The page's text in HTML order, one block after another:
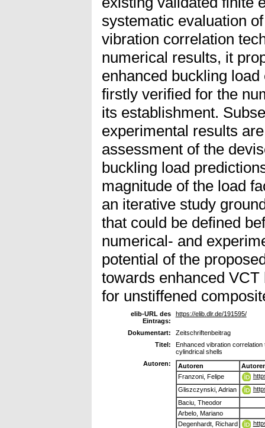
systematic evaluation
vibration correlation
numerical results, it
enhanced buckling
firstly verified for the
its establishment.
experimental results
assessment of the
buckling load
magnitude of the load
an iterative study
that could be defined
numerical- and
potential of the
towards enhanced
for unstiffened
elib-URL des
Eintrags:
https://elib.dlr.de/191595/
Dokumentart:
Zeitschriftenbeitrag
Titel:
Enhanced vibration
cylindrical shells
Autoren:
Autoren
Franzoni, Felipe
Gliszczynski, Adrian
Baciu, Theodor
Arbelo, Mariano
Degenhardt, Richard